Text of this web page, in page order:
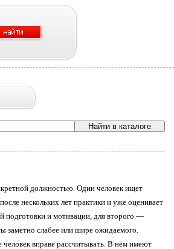
должностью. Один человек ищет
нескольких лет практики и уже оценивает
подготовки и мотивации, для второго —
заметно слабее или шире ожидаемого.
человек вправе рассчитывать. В нём имеют